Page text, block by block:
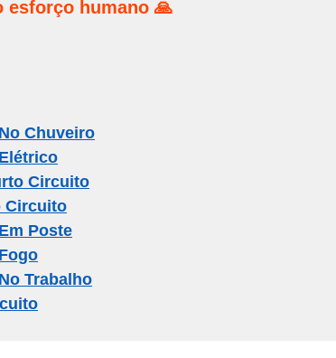
esforço humano 🙏
Chuveiro
Circuito
Circuito
Poste
Trabalho